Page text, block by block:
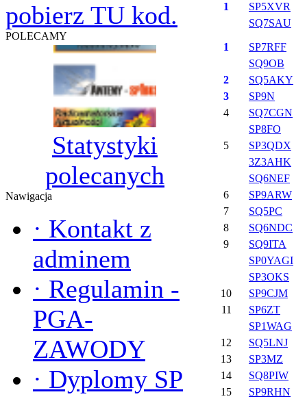
pobierz TU kod.
POLECAMY
Statystyki
polecanych
Nawigacja
· Kontakt z
adminem
· Regulamin -
PGA-
ZAWODY
· Dyplomy SP
1
SP5XVR
SQ7SAU
1
SP7RFF
SQ9OB
2
SQ5AKY
3
SP9N
4
SQ7CGN
SP8FO
5
SP3QDX
3Z3AHK
SQ6NEF
6
SP9ARW
7
SQ5PC
8
SQ6NDC
9
SQ9ITA
SP0YAGI
SP3OKS
10
SP9CJM
11
SP6ZT
SP1WAG
12
SQ5LNJ
13
SP3MZ
14
SQ8PIW
15
SP9RHN